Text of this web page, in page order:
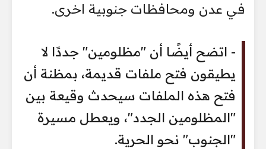
في عدن ومحافظات جنوبية اخرى.
- اتضح أيضًا أن "مظلومين" جددًا لا
يطيقون فتح ملفات قديمة، بمظنة أن
فتح هذه الملفات سيحدث وقيعة بين
"المظلومين الجدد"، ويعطل مسيرة
"الجنوب" نحو الحرية.